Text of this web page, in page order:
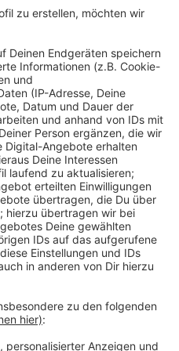
viele (2023/24: 429 /
Problem im Blick hätten
heißt es vom Kreis.
im letzten Jahr mit
genau das Revier
viele Vorfälle
hat.
13:36